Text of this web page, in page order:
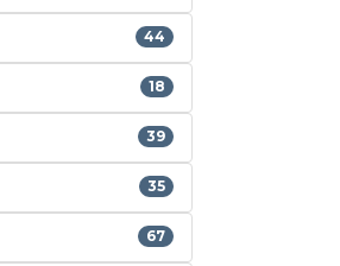
44
18
39
35
67